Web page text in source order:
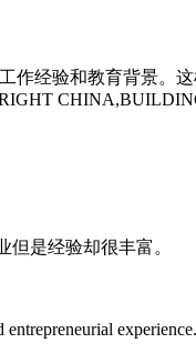
经验和教育背景。
是经验却很丰富。
experience.